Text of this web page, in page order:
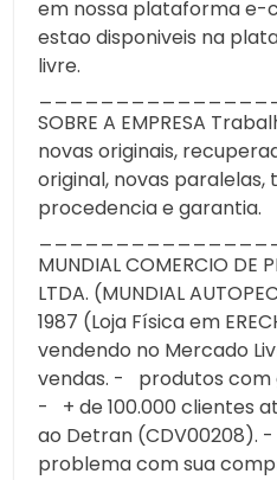
em nossa plataforma
estao disponiveis na
livre.
SOBRE A EMPRESA
novas originais,
original, novas
procedencia e garantia.
MUNDIAL COMERCIO DE
LTDA. (MUNDIAL
1987 (Loja Física em
vendendo no Mercado
vendas. - produtos com
- + de 100.000 clientes
ao Detran (CDV00208).
problema com sua